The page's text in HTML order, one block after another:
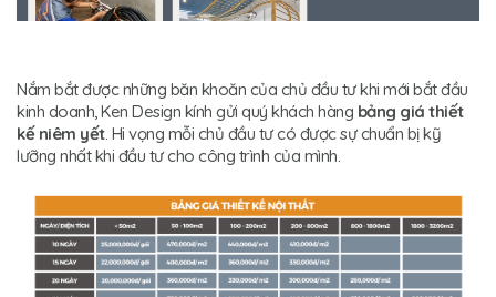
Nắm bắt được những băn khoăn của chủ đầu tư khi mới bắt đầu
kinh doanh, Ken Design kính gửi quý khách hàng bảng giá thiết
kế niêm yết. Hi vọng mỗi chủ đầu tư có được sự chuẩn bị kỹ
lưỡng nhất khi đầu tư cho công trình của mình.